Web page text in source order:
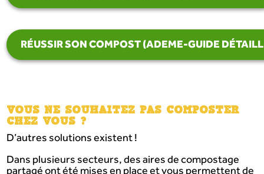
RÉUSSIR SON COMPOST (ADEME-GUIDE
VOUS NE SOUHAITEZ PAS COMPOSTER
CHEZ VOUS ?
D’autres solutions existent !
Dans plusieurs secteurs, des aires de compostage
partagé ont été mises en place et vous permettent de